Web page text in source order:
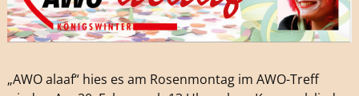
„AWO alaaf“ hies es am Rosenmontag im AWO-Treff